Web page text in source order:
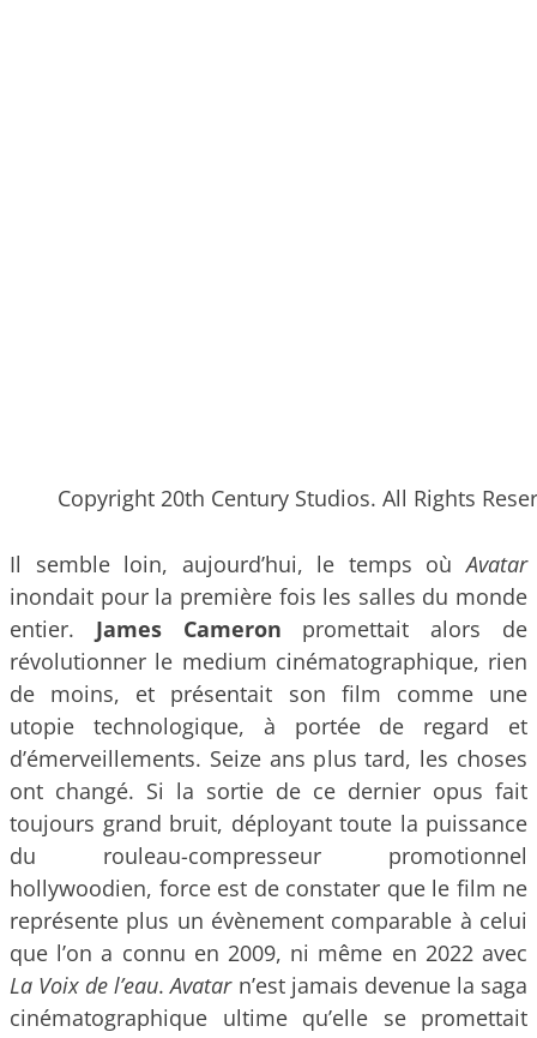
Copyright 20th Century Studios. All Rights
Il semble loin, aujourd’hui, le temps oùAvatar
inondait pour la première fois les salles du monde
entier. James Cameron promettait alors de
révolutionner le medium cinématographique, rien
de moins, et présentait son film comme une
utopie technologique, à portée de regard et
d’émerveillements. Seize ans plus tard, les choses
ont changé. Si la sortie de ce dernier opus fait
toujours grand bruit, déployant toute la puissance
du rouleau-compresseur promotionnel
hollywoodien, force est de constater que le film ne
représente plus un évènement comparable à celui
que l’on a connu en 2009, ni même en 2022 avec
La Voix de l’eau.Avatarn’est jamais devenue la saga
cinématographique ultime qu’elle se promettait